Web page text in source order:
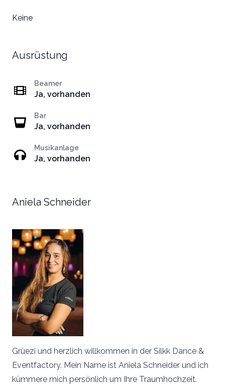
Keine
Ausrüstung
Beamer
Ja, vorhanden
Bar
Ja, vorhanden
Musikanlage
Ja, vorhanden
Aniela Schneider
Grüezi und herzlich willkommen in der Silkk Dance &
Eventfactory. Mein Name ist Aniela Schneider und ich
kümmere mich persönlich um Ihre Traumhochzeit.